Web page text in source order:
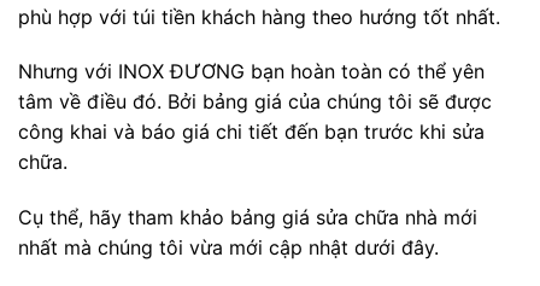
phù hợp với túi tiền khách hàng theo hướng tốt nhất.
Nhưng với INOX ĐƯƠNG bạn hoàn toàn có thể yên
tâm về điều đó. Bởi bảng giá của chúng tôi sẽ được
công khai và báo giá chi tiết đến bạn trước khi sửa
chữa.
Cụ thể, hãy tham khảo bảng giá sửa chữa nhà mới
nhất mà chúng tôi vừa mới cập nhật dưới đây.